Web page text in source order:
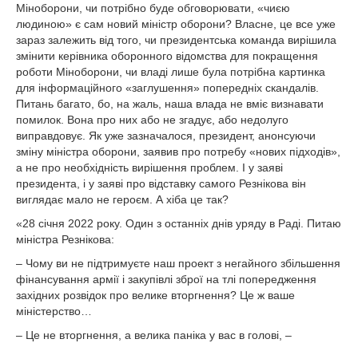
Міноборони, чи потрібно буде обговорювати, «чиєю
людиною» є сам новий міністр оборони? Власне, це все уже
зараз залежить від того, чи президентська команда вирішила
змінити керівника оборонного відомства для покращення
роботи Міноборони, чи владі лише була потрібна картинка
для інформаційного «заглушення» попередніх скандалів.
Питань багато, бо, на жаль, наша влада не вміє визнавати
помилок. Вона про них або не згадує, або недолуго
виправдовує. Як уже зазначалося, президент, анонсуючи
зміну міністра оборони, заявив про потребу «нових підходів»,
а не про необхідність вирішення проблем. І у заяві
президента, і у заяві про відставку самого Резнікова він
виглядає мало не героєм. А хіба це так?
«28 січня 2022 року. Один з останніх днів уряду в Раді. Питаю
міністра Резнікова:
– Чому ви не підтримуєте наш проект з негайного збільшення
фінансування армії і закупівлі зброї на тлі попередження
західних розвідок про велике вторгнення? Це ж ваше
міністерство…
– Це не вторгнення, а велика паніка у вас в голові, –